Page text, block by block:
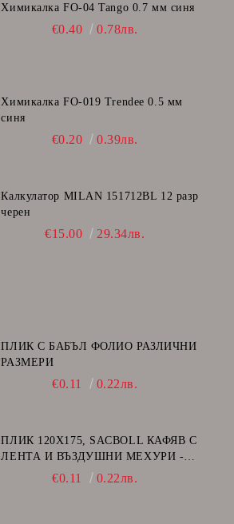
Химикалка FO-04 Tango 0.7 мм синя
€0.40 0.78лв.
Химикалка FO-019 Trendee 0.5 мм
синя
€0.20 0.39лв.
Калкулатор MILAN 151712BL 12 разр
черен
€15.00 29.34лв.
ПЛИК С БАБЪЛ ФОЛИО РАЗЛИЧНИ
РАЗМЕРИ
€0.11 0.22лв.
ПЛИК 120Х175, SACBOLL КАФЯВ С
ЛЕНТА И ВЪЗДУШНИ МЕХУРИ -
€0.11 0.22лв.